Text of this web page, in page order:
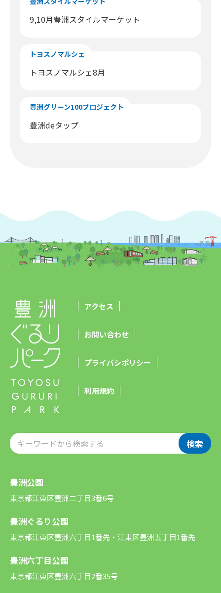
9,10月豊洲スタイルマーケット
トヨスノマルシェ
トヨスノマルシェ8月
豊洲グリーン100プロジェクト
豊洲deタップ
アクセス
お問い合わせ
プライバシポリシー
利用規約
検索
豊洲公園
東京都江東区豊洲二丁目3番6号
豊洲ぐるり公園
東京都江東区豊洲六丁目1番先・江東区豊洲五丁目1番先
豊洲六丁目公園
東京都江東区豊洲六丁目2番35号